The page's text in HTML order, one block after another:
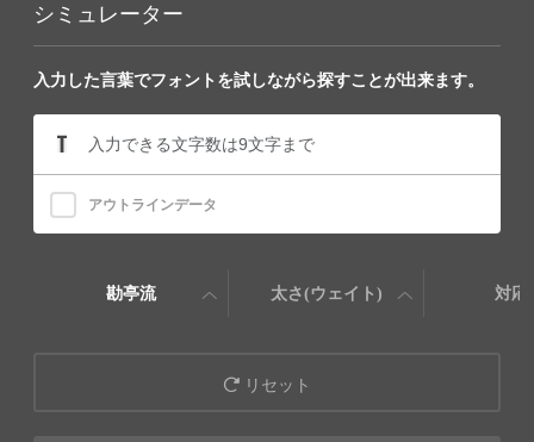
シミュレーター
入力した言葉でフォントを試しながら探すことが出来ます。
アウトラインデータ
勘亭流 太さ(ウェイト) 対応
リセット